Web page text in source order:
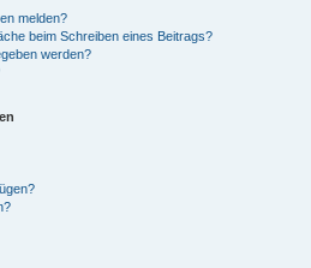
melden?
beim Schreiben eines Beitrags?
werden?